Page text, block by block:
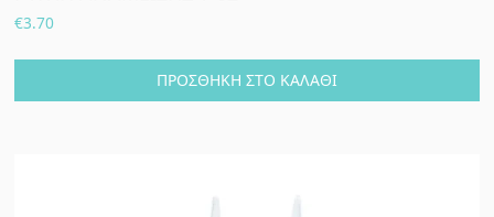
€3.70
ΠΡΟΣΘΉΚΗ ΣΤΟ ΚΑΛΆΘΙ